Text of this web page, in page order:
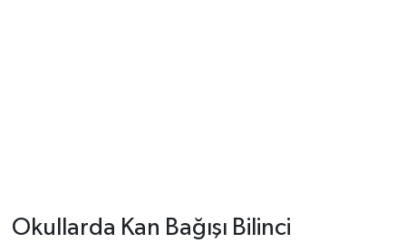
Okullarda Kan Bağışı Bilinci